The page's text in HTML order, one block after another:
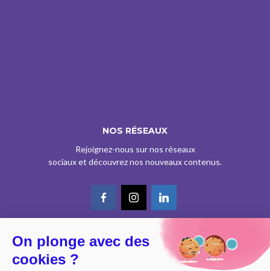
NOS RÉSEAUX
Rejoignez-nous sur nos réseaux
sociaux et découvrez nos nouveaux contenus.
© CE SITE EST AGRÉÉ COMME SERVICE DE PRESSE EN LIGNE PAR LA
CPPAP SOUS LE N° 0626 Z 93934 (IPG ART.39BISA CGI)
On plonge avec des
cookies ?